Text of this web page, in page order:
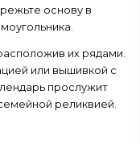
основу в
их рядами.
или вышивкой с
прослужит
реликвией.